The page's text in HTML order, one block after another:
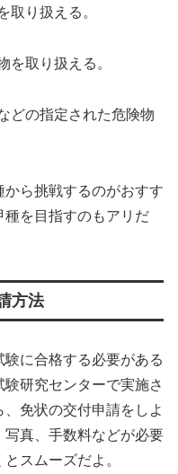
取り扱える。
を取り扱える。
どの指定された危険物
ら挑戦するのがおすす
を目指すのもアリだ
方法
に合格する必要がある
研究センターで実施さ
免状の交付申請をしよ
写真、手数料などが必要
スムーズだよ。